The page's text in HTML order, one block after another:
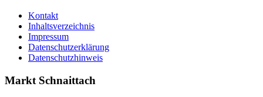
Kontakt
Inhaltsverzeichnis
Impressum
Datenschutzerklärung
Datenschutzhinweis
Markt Schnaittach